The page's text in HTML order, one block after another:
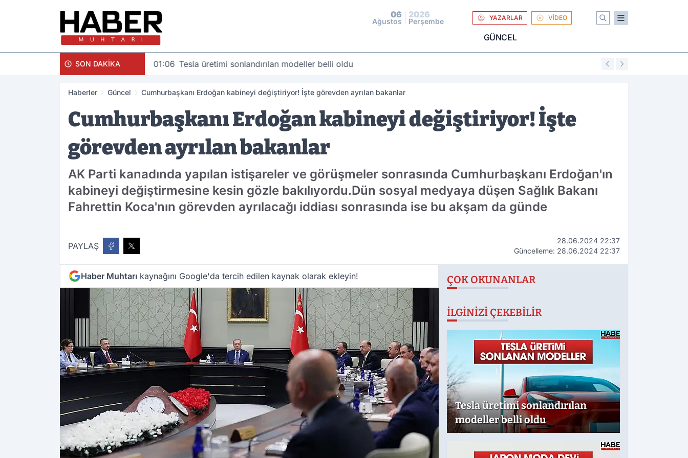
06
Ağustos
2026
Perşembe YAZARLAR VİDEO
GÜNCEL
SON DAKİKA 01:06 Tesla üretimi sonlandırılan modeller belli oldu 01:04
Haberler Güncel Cumhurbaşkanı Erdoğan kabineyi değiştiriyor! İşte görevden ayrılan bakanlar
Cumhurbaşkanı Erdoğan kabineyi değiştiriyor! İşte
görevden ayrılan bakanlar
AK Parti kanadında yapılan istişareler ve görüşmeler sonrasında Cumhurbaşkanı Erdoğan'ın
kabineyi değiştirmesine kesin gözle bakılıyordu.Dün sosyal medyaya düşen Sağlık Bakanı
Fahrettin Koca'nın görevden ayrılacağı iddiası sonrasında ise bu akşam da günde
PAYLAŞ
28.06.2024 22:37
Güncelleme: 28.06.2024 22:37
Haber Muhtarı kaynağını Google'da tercih edilen kaynak olarak ekleyin! ÇOK OKUNANLAR
İLGINIZI ÇEKEBILIR
Tesla üretimi sonlandırılan
modeller belli oldu